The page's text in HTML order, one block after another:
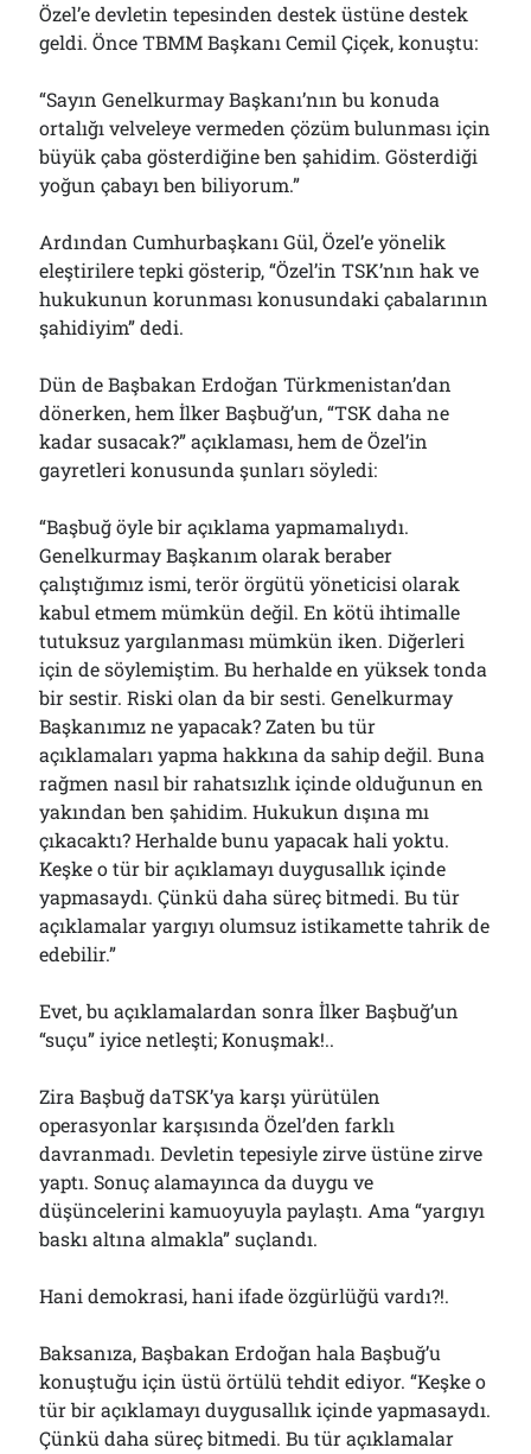
Arşivler
Özel’e devletin tepesinden destek üstüne destek
geldi. Önce TBMM Başkanı Cemil Çiçek, konuştu:
“Sayın Genelkurmay Başkanı’nın bu konuda
ortalığı velveleye vermeden çözüm bulunması için
büyük çaba gösterdiğine ben şahidim. Gösterdiği
yoğun çabayı ben biliyorum.”
Ardından Cumhurbaşkanı Gül, Özel’e yönelik
eleştirilere tepki gösterip, “Özel’in TSK’nın hak ve
hukukunun korunması konusundaki çabalarının
şahidiyim” dedi.
Dün de Başbakan Erdoğan Türkmenistan’dan
dönerken, hem İlker Başbuğ’un, “TSK daha ne
kadar susacak?” açıklaması, hem de Özel’in
gayretleri konusunda şunları söyledi:
“Başbuğ öyle bir açıklama yapmamalıydı.
Genelkurmay Başkanım olarak beraber
çalıştığımız ismi, terör örgütü yöneticisi olarak
kabul etmem mümkün değil. En kötü ihtimalle
tutuksuz yargılanması mümkün iken. Diğerleri
için de söylemiştim. Bu herhalde en yüksek tonda
bir sestir. Riski olan da bir sesti. Genelkurmay
Başkanımız ne yapacak? Zaten bu tür
açıklamaları yapma hakkına da sahip değil. Buna
rağmen nasıl bir rahatsızlık içinde olduğunun en
yakından ben şahidim. Hukukun dışına mı
çıkacaktı? Herhalde bunu yapacak hali yoktu.
Keşke o tür bir açıklamayı duygusallık içinde
yapmasaydı. Çünkü daha süreç bitmedi. Bu tür
açıklamalar yargıyı olumsuz istikamette tahrik de
edebilir.”
Evet, bu açıklamalardan sonra İlker Başbuğ’un
“suçu” iyice netleşti; Konuşmak!..
Zira Başbuğ daTSK’ya karşı yürütülen
operasyonlar karşısında Özel’den farklı
davranmadı. Devletin tepesiyle zirve üstüne zirve
yaptı. Sonuç alamayınca da duygu ve
düşüncelerini kamuoyuyla paylaştı. Ama “yargıyı
baskı altına almakla” suçlandı.
Hani demokrasi, hani ifade özgürlüğü vardı?!.
Baksanıza, Başbakan Erdoğan hala Başbuğ’u
konuştuğu için üstü örtülü tehdit ediyor. “Keşke o
tür bir açıklamayı duygusallık içinde yapmasaydı.
Çünkü daha süreç bitmedi. Bu tür açıklamalar